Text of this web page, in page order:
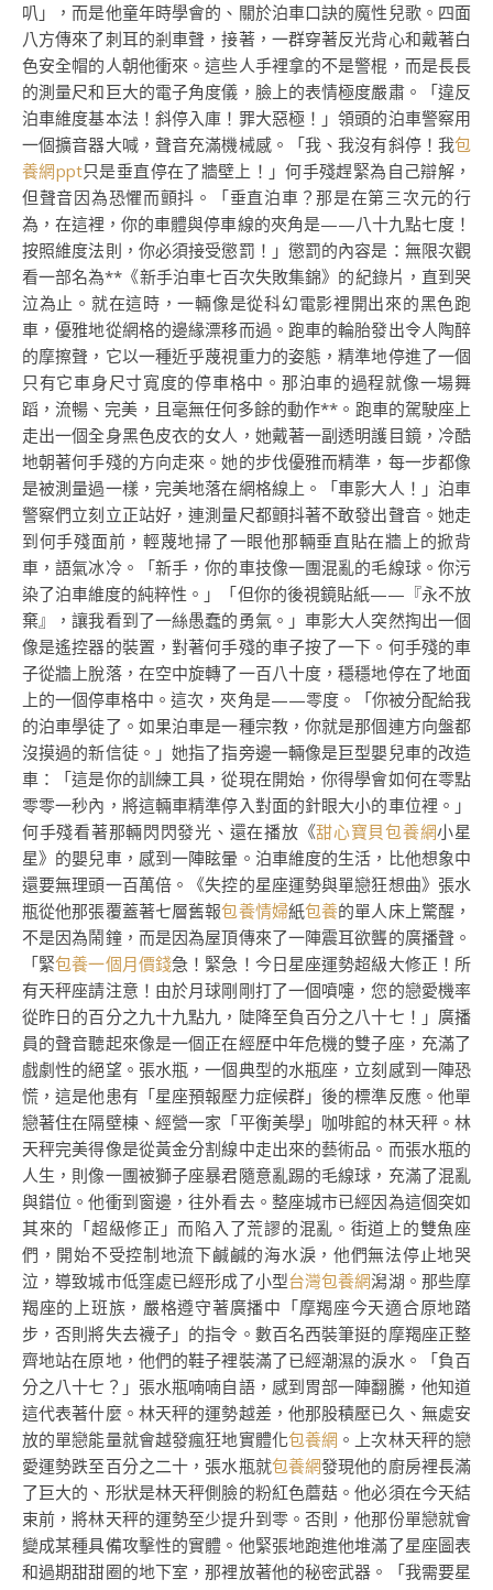
叭」，而是他童年時學會的、關於泊車口訣的魔性兒歌。四面
八方傳來了刺耳的剎車聲，接著，一群穿著反光背心和戴著白
色安全帽的人朝他衝來。這些人手裡拿的不是警棍，而是長長
的測量尺和巨大的電子角度儀，臉上的表情極度嚴肅。「違反
泊車維度基本法！斜停入庫！罪大惡極！」領頭的泊車警察用
一個擴音器大喊，聲音充滿機械感。「我、我沒有斜停！我包
養網ppt只是垂直停在了牆壁上！」何手殘趕緊為自己辯解，
但聲音因為恐懼而顫抖。「垂直泊車？那是在第三次元的行
為，在這裡，你的車體與停車線的夾角是——八十九點七度！
按照維度法則，你必須接受懲罰！」懲罰的內容是：無限次觀
看一部名為**《新手泊車七百次失敗集錦》的紀錄片，直到哭
泣為止。就在這時，一輛像是從科幻電影裡開出來的黑色跑
車，優雅地從網格的邊緣漂移而過。跑車的輪胎發出令人陶醉
的摩擦聲，它以一種近乎蔑視重力的姿態，精準地停進了一個
只有它車身尺寸寬度的停車格中。那泊車的過程就像一場舞
蹈，流暢、完美，且毫無任何多餘的動作**。跑車的駕駛座上
走出一個全身黑色皮衣的女人，她戴著一副透明護目鏡，冷酷
地朝著何手殘的方向走來。她的步伐優雅而精準，每一步都像
是被測量過一樣，完美地落在網格線上。「車影大人！」泊車
警察們立刻立正站好，連測量尺都顫抖著不敢發出聲音。她走
到何手殘面前，輕蔑地掃了一眼他那輛垂直貼在牆上的掀背
車，語氣冰冷。「新手，你的車技像一團混亂的毛線球。你污
染了泊車維度的純粹性。」「但你的後視鏡貼紙——『永不放
棄』，讓我看到了一絲愚蠢的勇氣。」車影大人突然掏出一個
像是遙控器的裝置，對著何手殘的車子按了一下。何手殘的車
子從牆上脫落，在空中旋轉了一百八十度，穩穩地停在了地面
上的一個停車格中。這次，夾角是——零度。「你被分配給我
的泊車學徒了。如果泊車是一種宗教，你就是那個連方向盤都
沒摸過的新信徒。」她指了指旁邊一輛像是巨型嬰兒車的改造
車：「這是你的訓練工具，從現在開始，你得學會如何在零點
零零一秒內，將這輛車精準停入對面的針眼大小的車位裡。」
何手殘看著那輛閃閃發光、還在播放《甜心寶貝包養網小星
星》的嬰兒車，感到一陣眩暈。泊車維度的生活，比他想象中
還要無理頭一百萬倍。《失控的星座運勢與單戀狂想曲》張水
瓶從他那張覆蓋著七層舊報包養情婦紙包養的單人床上驚醒，
不是因為鬧鐘，而是因為屋頂傳來了一陣震耳欲聾的廣播聲。
「緊包養一個月價錢急！緊急！今日星座運勢超級大修正！所
有天秤座請注意！由於月球剛剛打了一個噴嚏，您的戀愛機率
從昨日的百分之九十九點九，陡降至負百分之八十七！」廣播
員的聲音聽起來像是一個正在經歷中年危機的雙子座，充滿了
戲劇性的絕望。張水瓶，一個典型的水瓶座，立刻感到一陣恐
慌，這是他患有「星座預報壓力症候群」後的標準反應。他單
戀著住在隔壁棟、經營一家「平衡美學」咖啡館的林天秤。林
天秤完美得像是從黃金分割線中走出來的藝術品。而張水瓶的
人生，則像一團被獅子座暴君隨意亂踢的毛線球，充滿了混亂
與錯位。他衝到窗邊，往外看去。整座城市已經因為這個突如
其來的「超級修正」而陷入了荒謬的混亂。街道上的雙魚座
們，開始不受控制地流下鹹鹹的海水淚，他們無法停止地哭
泣，導致城市低窪處已經形成了小型台灣包養網潟湖。那些摩
羯座的上班族，嚴格遵守著廣播中「摩羯座今天適合原地踏
步，否則將失去襪子」的指令。數百名西裝筆挺的摩羯座正整
齊地站在原地，他們的鞋子裡裝滿了已經潮濕的淚水。「負百
分之八十七？」張水瓶喃喃自語，感到胃部一陣翻騰，他知道
這代表著什麼。林天秤的運勢越差，他那股積壓已久、無處安
放的單戀能量就會越發瘋狂地實體化包養網 。上次林天秤的戀
愛運勢跌至百分之二十，張水瓶就包養網發現他的廚房裡長滿
了巨大的、形狀是林天秤側臉的粉紅色蘑菇。他必須在今天結
束前，將林天秤的運勢至少提升到零。否則，他那份單戀就會
變成某種具備攻擊性的實體。他緊張地跑進他堆滿了星座圖表
和過期甜甜圈的地下室，那裡放著他的秘密武器。「我需要星